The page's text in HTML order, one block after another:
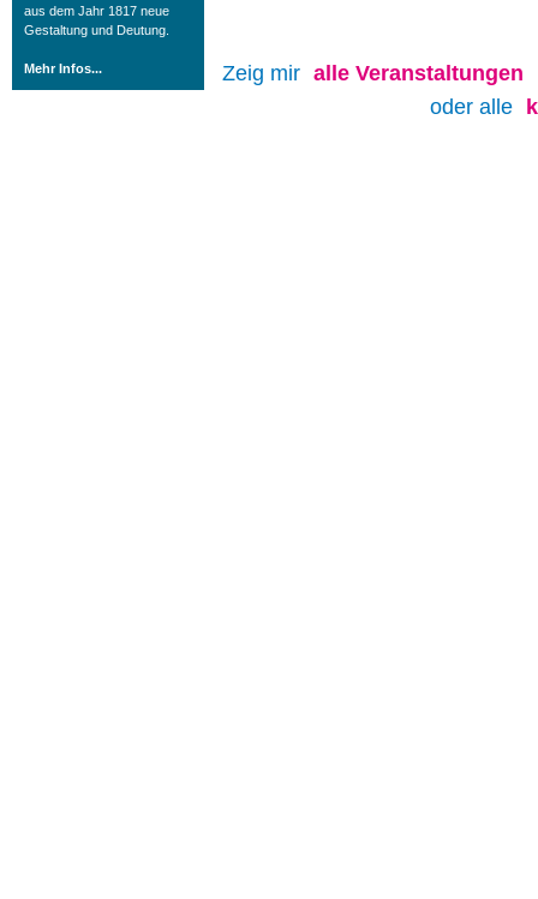
aus dem Jahr 1817 neue
Gestaltung und Deutung.
Mehr Infos... Zeig mir alle Veranstaltungen
oder alle